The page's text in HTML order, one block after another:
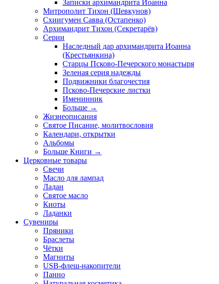
Записки архимандрита Иоанна
Митрополит Тихон (Шевкунов)
Схиигумен Савва (Остапенко)
Архимандрит Тихон (Секретарёв)
Серии
Наследный дар архимандрита Иоанна
(Крестьянкина)
Старцы Псково-Печерского монастыря
Зеленая серия надежды
Подвижники благочестия
Псково-Печерские листки
Именинник
Больше →
Жизнеописания
Святое Писание, молитвословия
Календари, открытки
Альбомы
Больше Книги →
Церковные товары
Свечи
Масло для лампад
Ладан
Святое масло
Киоты
Ладанки
Сувениры
Пряники
Браслеты
Чётки
Магниты
USB-флеш-накопители
Панно